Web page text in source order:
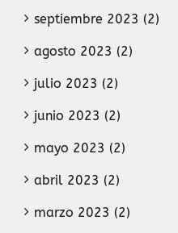
septiembre 2023 (2)
agosto 2023 (2)
julio 2023 (2)
junio 2023 (2)
mayo 2023 (2)
abril 2023 (2)
marzo 2023 (2)